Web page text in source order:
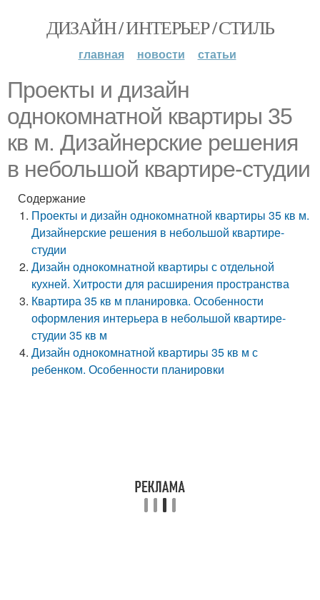
ДИЗАЙН / ИНТЕРЬЕР / СТИЛЬ
главная новости статьи
Проекты и дизайн
однокомнатной квартиры 35
кв м. Дизайнерские решения
в небольшой квартире-студии
Содержание
Проекты и дизайн однокомнатной квартиры 35 кв м.
Дизайнерские решения в небольшой квартире-
студии
Дизайн однокомнатной квартиры с отдельной
кухней. Хитрости для расширения пространства
Квартира 35 кв м планировка. Особенности
оформления интерьера в небольшой квартире-
студии 35 кв м
Дизайн однокомнатной квартиры 35 кв м с
ребенком. Особенности планировки